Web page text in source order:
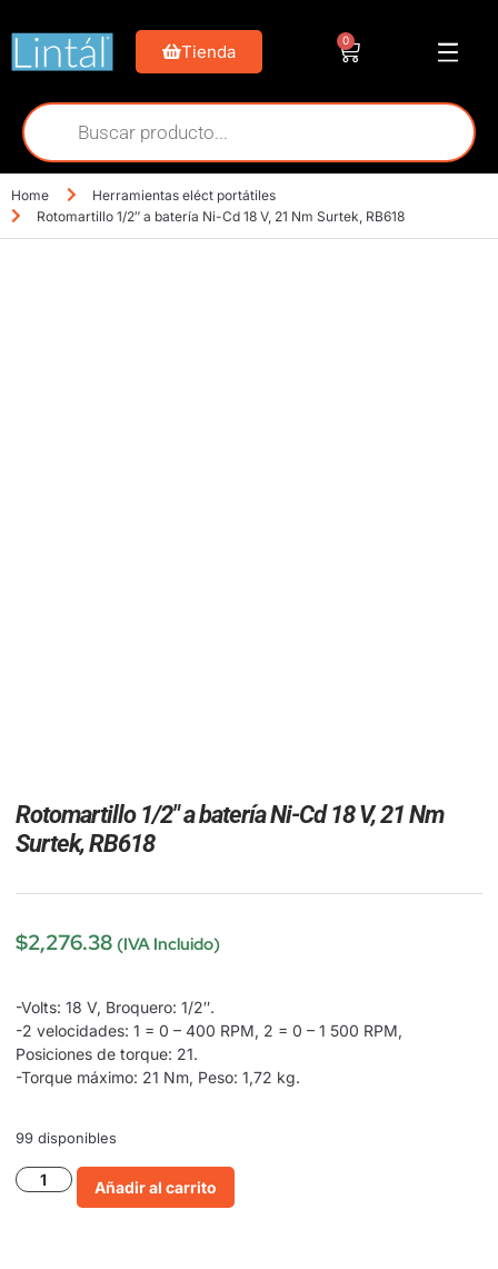
Tienda
0
Home
Herramientas eléct portátiles
Rotomartillo 1/2″ a batería Ni-Cd 18 V, 21 Nm Surtek, RB618
Rotomartillo 1/2″ a batería Ni-Cd 18 V, 21 Nm
Surtek, RB618
$2,276.38 (IVA Incluido)
-Volts: 18 V, Broquero: 1/2″.
-2 velocidades: 1 = 0 – 400 RPM, 2 = 0 – 1 500 RPM,
Posiciones de torque: 21.
-Torque máximo: 21 Nm, Peso: 1,72 kg.
99 disponibles
Añadir al carrito